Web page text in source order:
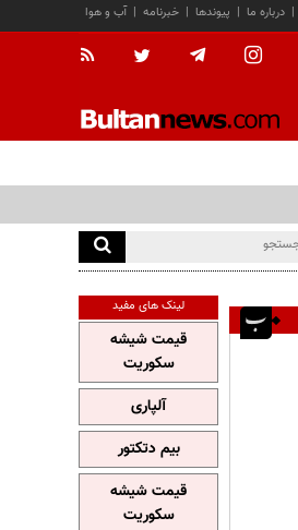
آب و هوا | خبرنامه | پیوندها | درباره ما |
لینک های مفید
قیمت شیشه
سکوریت
آلپاری
بیم دتکتور
قیمت شیشه
سکوریت